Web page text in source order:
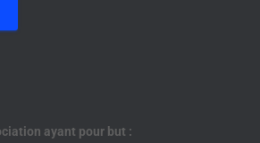
ayant pour but :